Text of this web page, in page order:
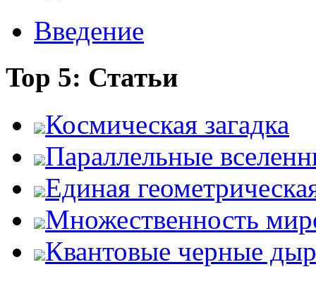
Введение
Top 5: Статьи
Космическая загадка
Параллельные
Единая
Множественность
Квантовые черные